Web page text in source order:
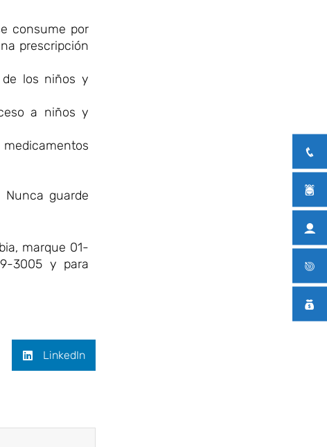
consume por
prescripción
los niños y
a niños y
guarde
marque 01-
3005 y para
LinkedIn